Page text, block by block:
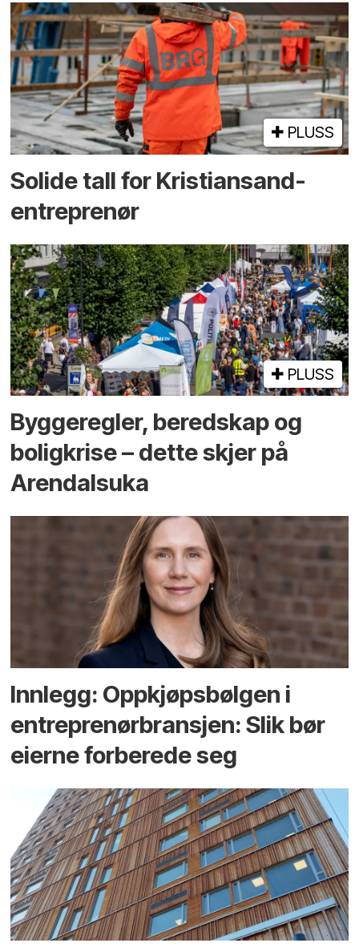
PLUSS
Solide tall for Kristiansand-
entreprenør
PLUSS
Bygge­regler, beredskap og
bolig­krise – dette skjer på
Arendals­uka
Innlegg: Oppkjøps­bølgen i
entreprenør­bransjen: Slik bør
eierne forberede seg